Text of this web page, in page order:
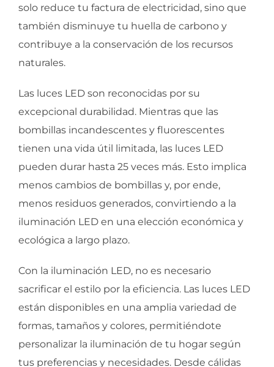
solo reduce tu factura de electricidad, sino que
también disminuye tu huella de carbono y
contribuye a la conservación de los recursos
naturales.
Las luces LED son reconocidas por su
excepcional durabilidad. Mientras que las
bombillas incandescentes y fluorescentes
tienen una vida útil limitada, las luces LED
pueden durar hasta 25 veces más. Esto implica
menos cambios de bombillas y, por ende,
menos residuos generados, convirtiendo a la
iluminación LED en una elección económica y
ecológica a largo plazo.
Con la iluminación LED, no es necesario
sacrificar el estilo por la eficiencia. Las luces LED
están disponibles en una amplia variedad de
formas, tamaños y colores, permitiéndote
personalizar la iluminación de tu hogar según
tus preferencias y necesidades. Desde cálidas